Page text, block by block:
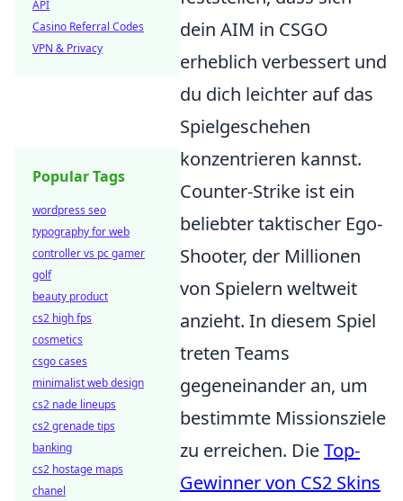
dein AIM in CSGO
erheblich verbessert und
du dich leichter auf das
Spielgeschehen
konzentrieren kannst.
Counter-Strike ist ein
beliebter taktischer Ego-
Shooter, der Millionen
von Spielern weltweit
anzieht. In diesem Spiel
treten Teams
gegeneinander an, um
bestimmte Missionsziele
zu erreichen. DieTop-
Gewinner von CS2 Skins
API
Casino Referral Codes
VPN & Privacy
Popular Tags
wordpress seo
typography for web
controller vs pc gamer
golf
beauty product
cs2 high fps
cosmetics
csgo cases
minimalist web design
cs2 nade lineups
cs2 grenade tips
banking
cs2 hostage maps
chanel